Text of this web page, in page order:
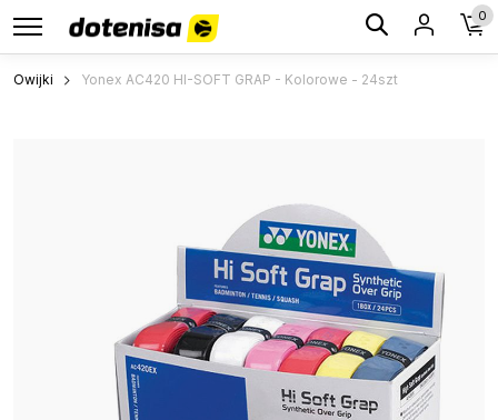
0
Owijki Yonex AC420 HI-SOFT GRAP - Kolorowe - 24szt